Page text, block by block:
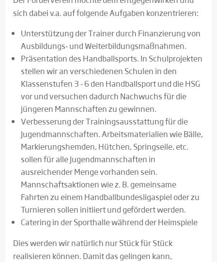
sich dabei v.a. auf folgende Aufgaben konzentrieren:
Unterstützung der Trainer durch Finanzierung von
Ausbildungs‐ und Weiterbildungsmaßnahmen.
Präsentation des Handballsports. In Schulprojekten
stellen wir an verschiedenen Schulen in den
Klassenstufen 3 ‐ 6 den Handballsport und die HSG
vor und versuchen dadurch Nachwuchs für die
jüngeren Mannschaften zu gewinnen.
Verbesserung der Trainingsausstattung für die
Jugendmannschaften. Arbeitsmaterialien wie Bälle,
Markierungshemden, Hütchen, Springseile, etc.
sollen für alle Jugendmannschaften in
ausreichender Menge vorhanden sein.
Mannschaftsaktionen wie z. B. gemeinsame
Fahrten zu einem Handballbundesligaspiel oder zu
Turnieren sollen initiiert und gefördert werden.
Catering in der Sporthalle während der Heimspiele
Dies werden wir natürlich nur Stück für Stück
realisieren können. Damit das gelingen kann,